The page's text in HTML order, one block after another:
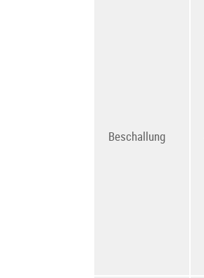
Beschallung